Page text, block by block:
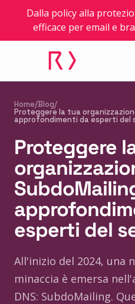
Dalla policy alla
efficace per email e
Home/Blog/
Proteggere la tua
approfondimenti da esperti del
Proteggere
esperti del
All'inizio del 2024, una
minaccia è emersa
DNS: SubdoMailing.